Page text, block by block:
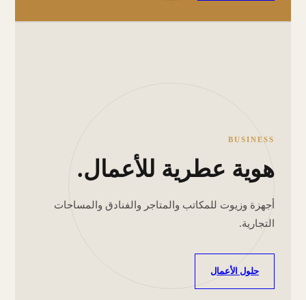
BUSINESS
هوية عطرية للأعمال.
أجهزة وزيوت للمكاتب والمتاجر والفنادق والمساحات
التجارية.
حلول الأعمال